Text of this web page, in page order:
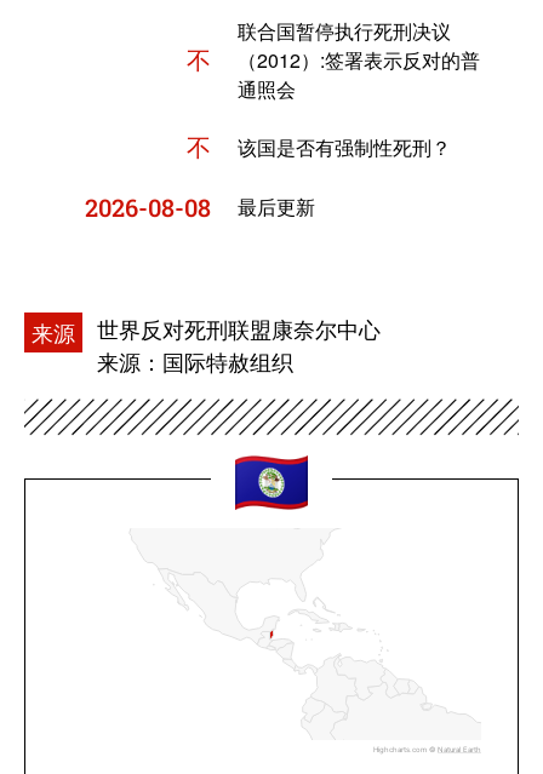
不
联合国暂停执行死刑决议
（2012）:签署表示反对的普
通照会
不 该国是否有强制性死刑？
2026-08-08 最后更新
来源
世界反对死刑联盟康奈尔中心
来源：国际特赦组织
Highcharts.com © Natural Earth